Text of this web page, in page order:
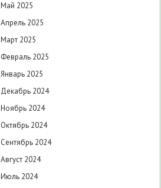
Май 2025
Апрель 2025
Март 2025
Февраль 2025
Январь 2025
Декабрь 2024
Ноябрь 2024
Октябрь 2024
Сентябрь 2024
Август 2024
Июль 2024